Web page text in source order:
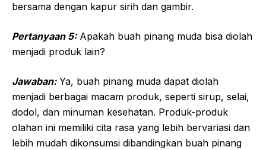
bersama dengan kapur sirih dan gambir.
Pertanyaan 5:Apakah buah pinang muda bisa diolah
menjadi produk lain?
Jawaban:Ya, buah pinang muda dapat diolah
menjadi berbagai macam produk, seperti sirup, selai,
dodol, dan minuman kesehatan. Produk-produk
olahan ini memiliki cita rasa yang lebih bervariasi dan
lebih mudah dikonsumsi dibandingkan buah pinang